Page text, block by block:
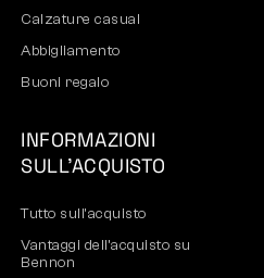
Calzature casual
Abbigliamento
Buoni regalo
INFORMAZIONI
SULL’ACQUISTO
Tutto sull’acquisto
Vantaggi dell’acquisto su
Bennon